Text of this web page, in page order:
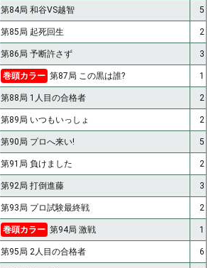
第84局 和谷VS越智 5
第85局 起死回生 2
第86局 予断許さず 3
巻頭カラー 第87局 この黒は誰? 1
第88局 1人目の合格者 2
第89局 いつもいっしょ 2
第90局 プロへ来い! 5
第91局 負けました 2
第92局 打倒進藤 3
第93局 プロ試験最終戦 2
巻頭カラー 第94局 激戦 1
第95局 2人目の合格者 6